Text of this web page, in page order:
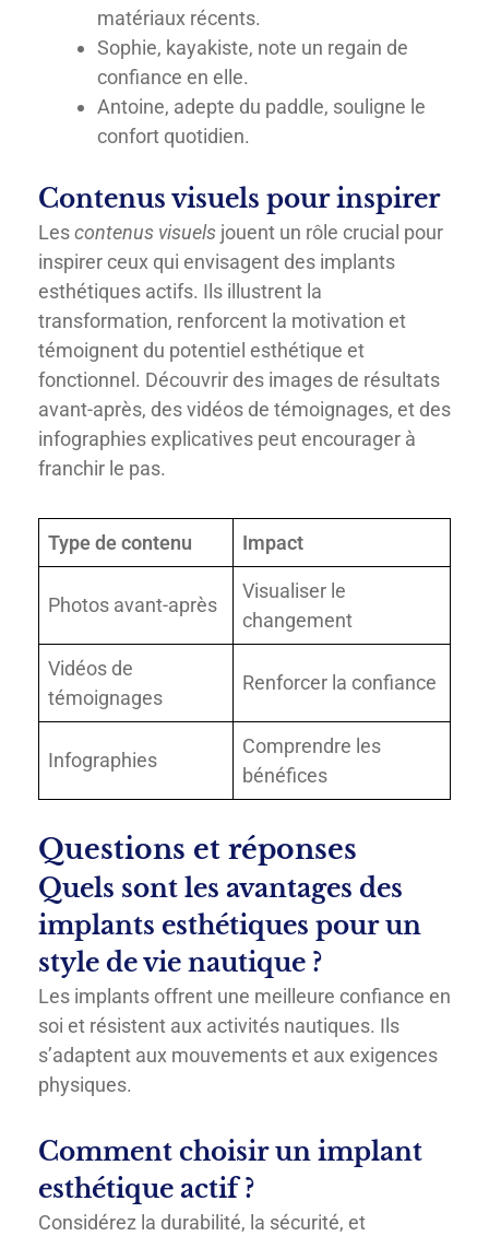
matériaux récents.
Sophie, kayakiste, note un regain de
confiance en elle.
Antoine, adepte du paddle, souligne le
confort quotidien.
Contenus visuels pour inspirer
Lescontenus visuels jouent un rôle crucial pour
inspirer ceux qui envisagent des implants
esthétiques actifs. Ils illustrent la
transformation, renforcent la motivation et
témoignent du potentiel esthétique et
fonctionnel. Découvrir des images de résultats
avant-après, des vidéos de témoignages, et des
infographies explicatives peut encourager à
franchir le pas.
Type de contenu Impact
Photos avant-après
Visualiser le
changement
Vidéos de
témoignages
Renforcer la confiance
Infographies
Comprendre les
bénéfices
Questions et réponses
Quels sont les avantages des
implants esthétiques pour un
style de vie nautique ?
Les implants offrent une meilleure confiance en
soi et résistent aux activités nautiques. Ils
s’adaptent aux mouvements et aux exigences
physiques.
Comment choisir un implant
esthétique actif ?
Considérez la durabilité, la sécurité, et